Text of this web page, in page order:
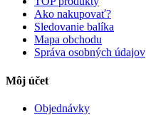
Ako nakupovať?
Sledovanie balíka
Mapa obchodu
Správa osobných údajov
Môj účet
Objednávky